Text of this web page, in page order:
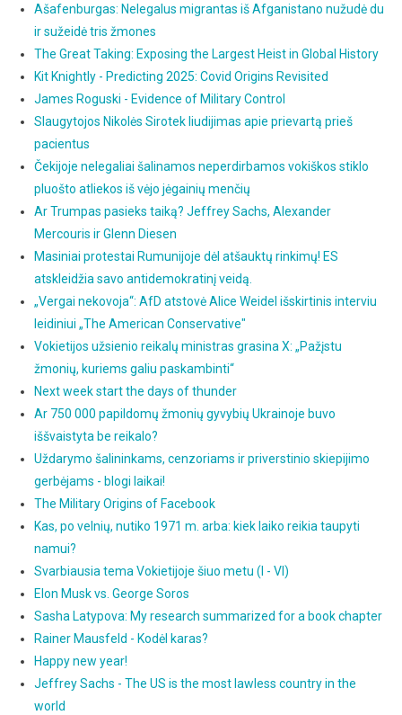
Ašafenburgas: Nelegalus migrantas iš Afganistano nužudė du
ir sužeidė tris žmones
The Great Taking: Exposing the Largest Heist in Global History
Kit Knightly - Predicting 2025: Covid Origins Revisited
James Roguski - Evidence of Military Control
Slaugytojos Nikolės Sirotek liudijimas apie prievartą prieš
pacientus
Čekijoje nelegaliai šalinamos neperdirbamos vokiškos stiklo
pluošto atliekos iš vėjo jėgainių menčių
Ar Trumpas pasieks taiką? Jeffrey Sachs, Alexander
Mercouris ir Glenn Diesen
Masiniai protestai Rumunijoje dėl atšauktų rinkimų! ES
atskleidžia savo antidemokratinį veidą.
„Vergai nekovoja“: AfD atstovė Alice Weidel išskirtinis interviu
leidiniui „The American Conservative"
Vokietijos užsienio reikalų ministras grasina X: „Pažįstu
žmonių, kuriems galiu paskambinti“
Next week start the days of thunder
Ar 750 000 papildomų žmonių gyvybių Ukrainoje buvo
iššvaistyta be reikalo?
Uždarymo šalininkams, cenzoriams ir priverstinio skiepijimo
gerbėjams - blogi laikai!
The Military Origins of Facebook
Kas, po velnių, nutiko 1971 m. arba: kiek laiko reikia taupyti
namui?
Svarbiausia tema Vokietijoje šiuo metu (I - VI)
Elon Musk vs. George Soros
Sasha Latypova: My research summarized for a book chapter
Rainer Mausfeld - Kodėl karas?
Happy new year!
Jeffrey Sachs - The US is the most lawless country in the
world